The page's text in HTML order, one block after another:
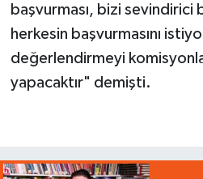
başvurması, bizi sevindirici
herkesin başvurmasını
değerlendirmeyi
yapacaktır" demişti.